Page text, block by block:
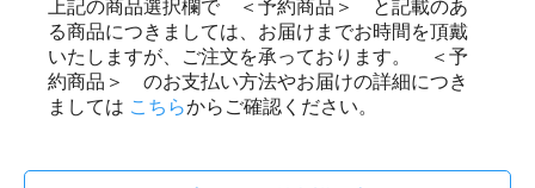
上記の商品選択欄で ＜予約商品＞ と記載のあ
る商品につきましては、お届けまでお時間を頂戴
いたしますが、ご注文を承っております。 ＜予
約商品＞ のお支払い方法やお届けの詳細につき
ましては こちらからご確認ください。